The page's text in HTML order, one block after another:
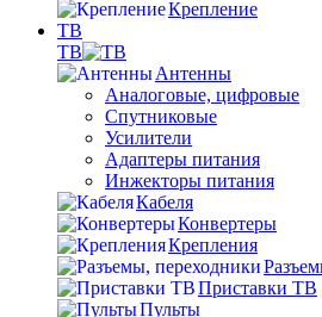
Крепление
ТВ
ТВ
Антенны
Аналоговые, цифровые
Спутниковые
Усилители
Адаптеры питания
Инжекторы питания
Кабеля
Конвертеры
Крепления
Приставки ТВ
Пульты